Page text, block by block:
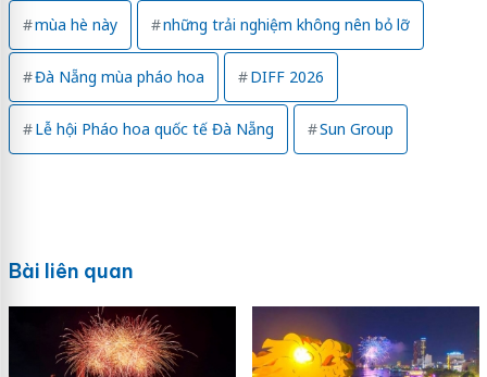
mùa hè này những trải nghiệm không nên bỏ lỡ
Đà Nẵng mùa pháo hoa DIFF 2026
Lễ hội Pháo hoa quốc tế Đà Nẵng Sun Group
Bài liên quan